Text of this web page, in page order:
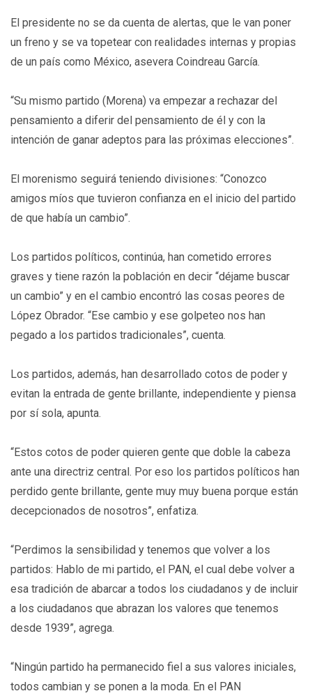
El presidente no se da cuenta de alertas, que le van poner
un freno y se va topetear con realidades internas y propias
de un país como México, asevera Coindreau García.
“Su mismo partido (Morena) va empezar a rechazar del
pensamiento a diferir del pensamiento de él y con la
intención de ganar adeptos para las próximas elecciones”.
El morenismo seguirá teniendo divisiones: “Conozco
amigos míos que tuvieron confianza en el inicio del partido
de que había un cambio”.
Los partidos políticos, continúa, han cometido errores
graves y tiene razón la población en decir “déjame buscar
un cambio” y en el cambio encontró las cosas peores de
López Obrador. “Ese cambio y ese golpeteo nos han
pegado a los partidos tradicionales”, cuenta.
Los partidos, además, han desarrollado cotos de poder y
evitan la entrada de gente brillante, independiente y piensa
por sí sola, apunta.
“Estos cotos de poder quieren gente que doble la cabeza
ante una directriz central. Por eso los partidos políticos han
perdido gente brillante, gente muy muy buena porque están
decepcionados de nosotros”, enfatiza.
“Perdimos la sensibilidad y tenemos que volver a los
partidos: Hablo de mi partido, el PAN, el cual debe volver a
esa tradición de abarcar a todos los ciudadanos y de incluir
a los ciudadanos que abrazan los valores que tenemos
desde 1939”, agrega.
“Ningún partido ha permanecido fiel a sus valores iniciales,
todos cambian y se ponen a la moda. En el PAN